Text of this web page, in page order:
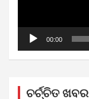
00:00
ଚର୍ଚ୍ଚିତ ଖବର